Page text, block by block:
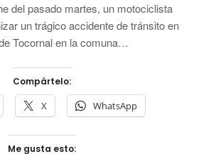
del pasado martes, un motociclista
un trágico accidente de tránsito en
Tocornal en la comuna…
Compártelo:
X WhatsApp
Me gusta esto: